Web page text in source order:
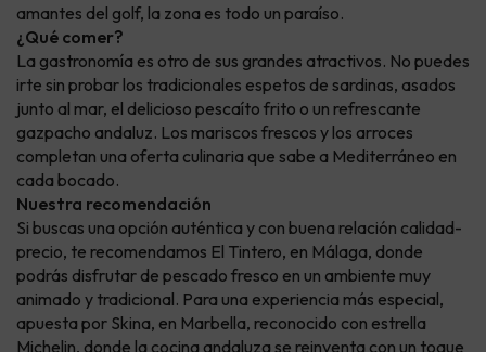
amantes del golf, la zona es todo un paraíso.
¿Qué comer?
La gastronomía es otro de sus grandes atractivos. No puedes
irte sin probar los tradicionales espetos de sardinas, asados
junto al mar, el delicioso pescaíto frito o un refrescante
gazpacho andaluz. Los mariscos frescos y los arroces
completan una oferta culinaria que sabe a Mediterráneo en
cada bocado.
Nuestra recomendación
Si buscas una opción auténtica y con buena relación calidad-
precio, te recomendamos El Tintero, en Málaga, donde
podrás disfrutar de pescado fresco en un ambiente muy
animado y tradicional. Para una experiencia más especial,
apuesta por Skina, en Marbella, reconocido con estrella
Michelin, donde la cocina andaluza se reinventa con un toque